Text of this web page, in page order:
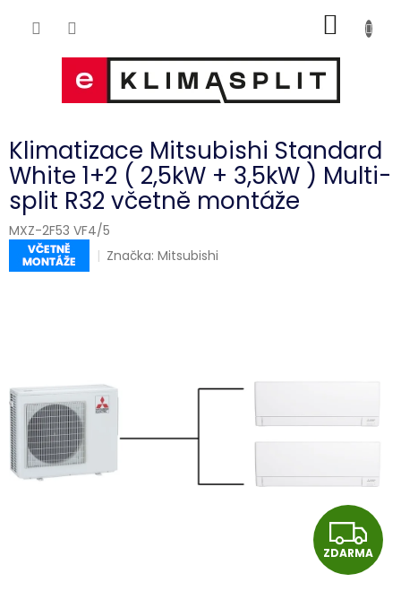
KOŠÍK
Klimatizace Mitsubishi Standard
White 1+2 ( 2,5kW + 3,5kW ) Multi-
split R32 včetně montáže
MXZ-2F53 VF4/5
Značka:Mitsubishi
Z
D
ZDARMA